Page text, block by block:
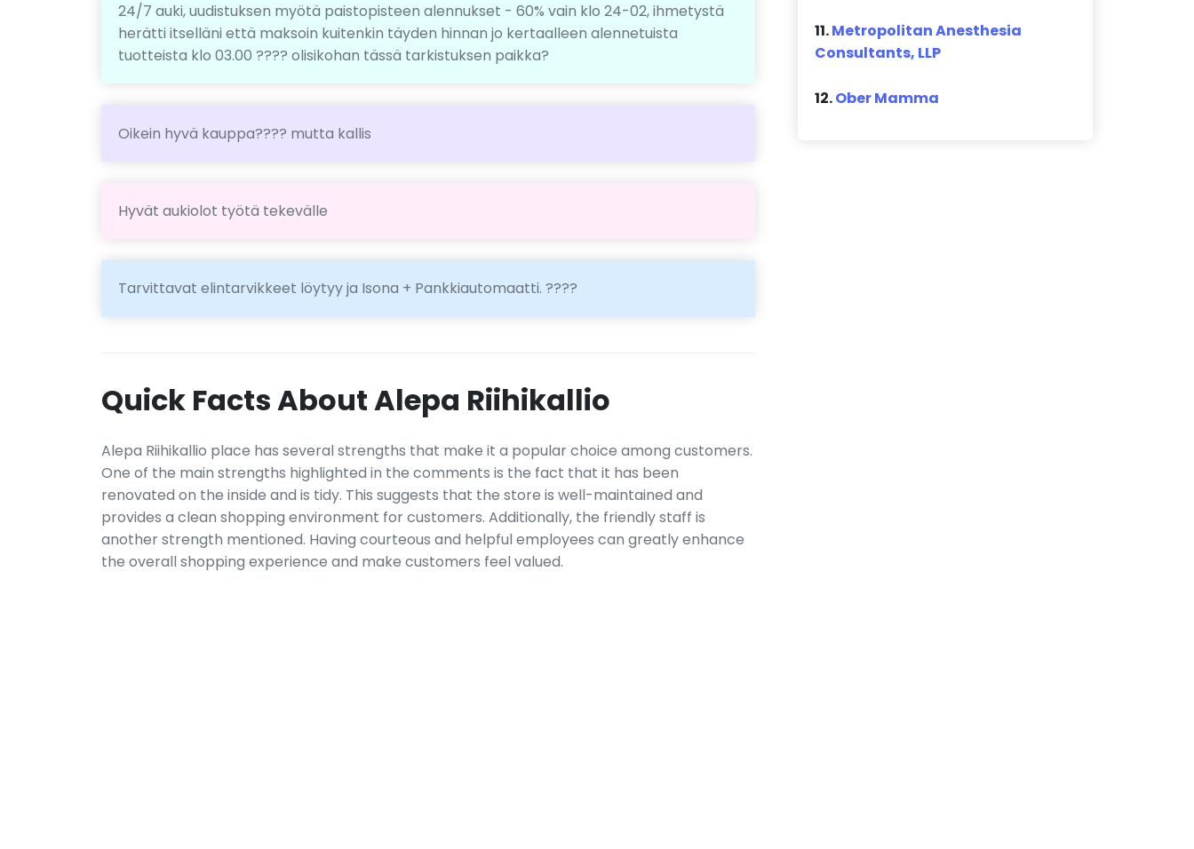
24/7 auki, uudistuksen myötä paistopisteen alennukset - 60% vain klo 24-02, ihmetystä
herätti itselläni että maksoin kuitenkin täyden hinnan jo kertaalleen alennetuista
tuotteista klo 03.00 ???? olisikohan tässä tarkistuksen paikka?
Oikein hyvä kauppa???? mutta kallis
Hyvät aukiolot työtä tekevälle
Tarvittavat elintarvikkeet löytyy ja Isona + Pankkiautomaatti. ????
Quick Facts About Alepa Riihikallio
Alepa Riihikallio place has several strengths that make it a popular choice among customers.
One of the main strengths highlighted in the comments is the fact that it has been
renovated on the inside and is tidy. This suggests that the store is well-maintained and
provides a clean shopping environment for customers. Additionally, the friendly staff is
another strength mentioned. Having courteous and helpful employees can greatly enhance
the overall shopping experience and make customers feel valued.
11.Metropolitan Anesthesia
Consultants, LLP
12.Ober Mamma